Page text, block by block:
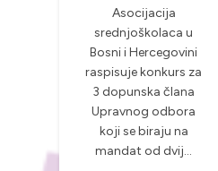
Asocijacija
srednjoškolaca u
Bosni i Hercegovini
raspisuje konkurs za
3 dopunska člana
Upravnog odbora
koji se biraju na
mandat od dvij...